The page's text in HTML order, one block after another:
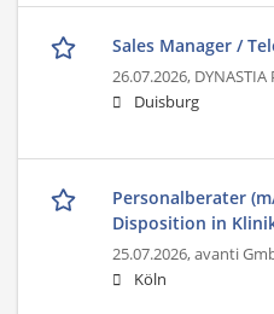
Sales Manager /
26.07.2026,
Duisburg
Personalberater
Disposition in
25.07.2026,avanti
Köln